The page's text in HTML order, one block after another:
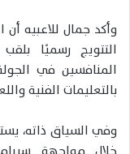
وأكد جمال للاعبيه
التتويج رسميًا
المنافسين في الجولة
بالتعليمات الفنية
وفي السياق ذاته،